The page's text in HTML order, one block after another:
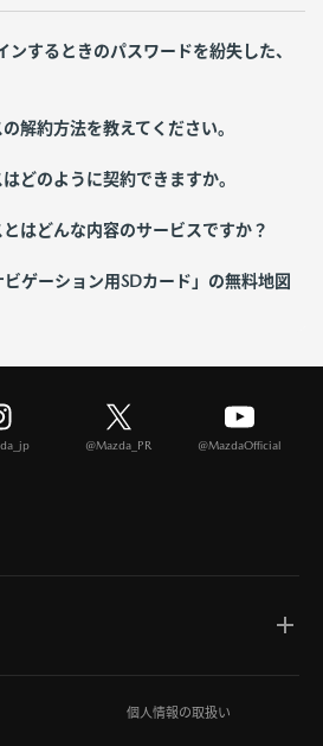
ンするときのパスワードを紛失した、
解約方法を教えてください。
どのように契約できますか。
はどんな内容のサービスですか？
ビゲーション用SDカード」の無料地図
@Mazda_PR @MazdaOfficial
個人情報の取扱い